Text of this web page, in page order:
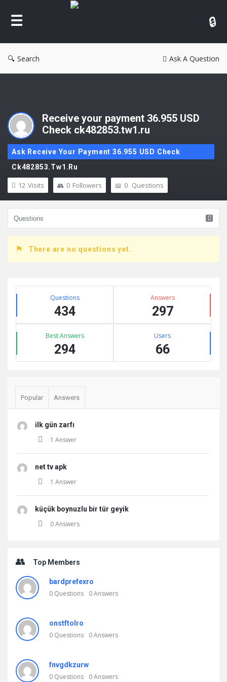
Reina
Search Ask A Question
Receive your payment 36.955 USD
Check ck482853.tw1.ru
Ask Receive Your Payment 36.955 USD Check
Ck482853.tw1.ru
12 Visits 0 Followers 0 Questions
There are no questions yet.
Sidebar
Stats Questions
434
Answers
297
Best Answers
294
Users
66
Popular Answers
ilk gün zarfı
1 Answer
net tv apk
1 Answer
küçük boynuzlu bir tür geyik
0 Answers
Top Members
bardprefexro
0 Questions 0Answers
onstftolro
0 Questions 0Answers
fnvgdkzurw
0 Questions 0Answers